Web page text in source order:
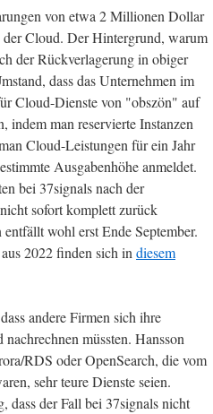
von etwa 2 Millionen Dollar
Cloud. Der Hintergrund, warum
der Rückverlagerung in obiger
dass das Unternehmen im
Cloud-Dienste von "obszön" auf
indem man reservierte Instanzen
Cloud-Leistungen für ein Jahr
Ausgabenhöhe anmeldet.
bei 37signals nach der
sofort komplett zurück
entfällt wohl erst Ende September.
2022 finden sich in diesem
andere Firmen sich ihre
müssten. Hansson
RDS oder OpenSearch, die vom
sehr teure Dienste seien.
dass der Fall bei 37signals nicht